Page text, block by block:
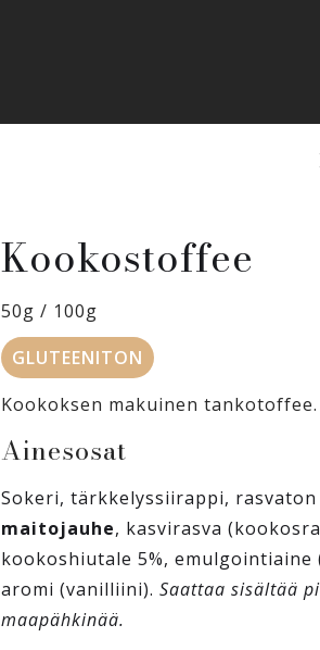
Kookostoffee
50g / 100g
GLUTEENITON
Kookoksen makuinen tankotoffee.
Ainesosat
Sokeri, tärkkelyssiirappi, rasvaton
maitojauhe, kasvirasva
kookoshiutale 5%, emulgointiaine
aromi (vanilliini). Saattaa sisältää
maapähkinää.